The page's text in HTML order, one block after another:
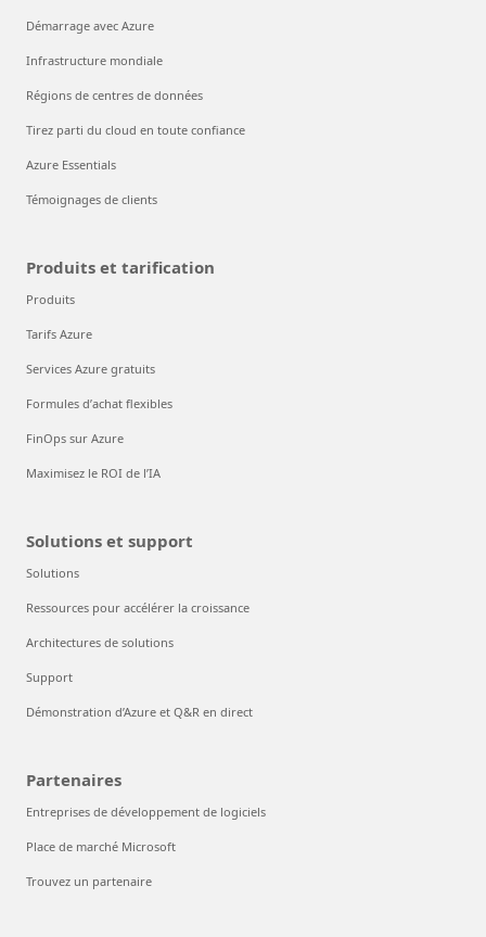
Démarrage avec Azure
Infrastructure mondiale
Régions de centres de données
Tirez parti du cloud en toute confiance
Azure Essentials
Témoignages de clients
Produits et tarification
Produits
Tarifs Azure
Services Azure gratuits
Formules d’achat flexibles
FinOps sur Azure
Maximisez le ROI de l’IA
Solutions et support
Solutions
Ressources pour accélérer la croissance
Architectures de solutions
Support
Démonstration d’Azure et Q&R en direct
Partenaires
Entreprises de développement de logiciels
Place de marché Microsoft
Trouvez un partenaire